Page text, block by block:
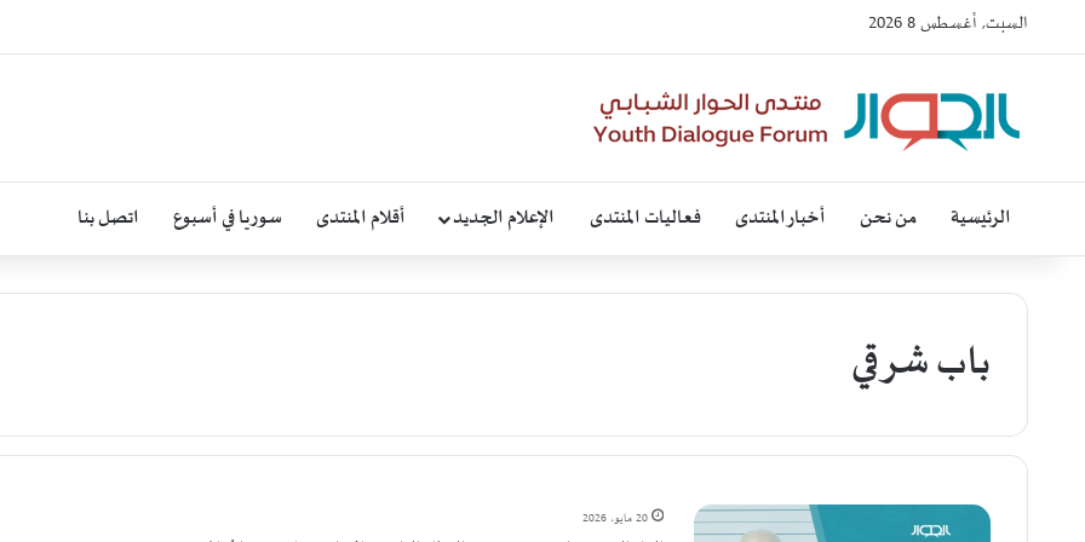
السبت, أغسطس 8 2026
الرئيسية من نحن أخبار المنتدى فعاليات المنتدى الإعلام الجديد أقلام المنتدى سوريا في أسبوع اتصل بنا
باب شرقي
20 مايو، 2026